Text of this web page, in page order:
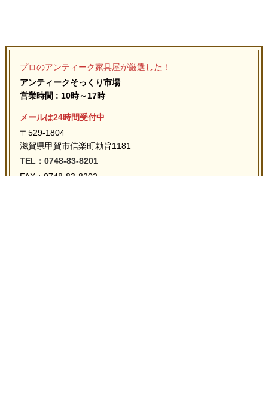
プロのアンティーク家具屋が厳選した！
アンティークそっくり市場
営業時間 : 10時～17時
メールは24時間受付中
〒529-1804
滋賀県甲賀市信楽町勅旨1181
TEL：0748-83-8201
FAX：0748-83-8202